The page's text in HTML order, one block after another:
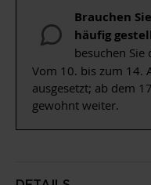
Brauchen
häufig
besuchen Sie
Vom 10. bis zum 14.
ausgesetzt; ab dem
gewohnt weiter.